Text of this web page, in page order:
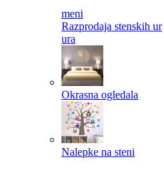
meni
Razprodaja stenskih ur
ura
Okrasna ogledala
Nalepke na steni